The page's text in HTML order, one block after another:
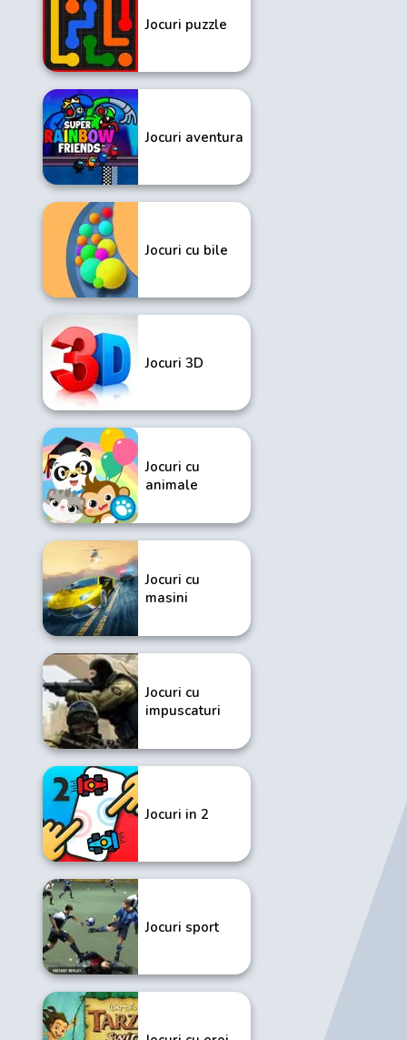
Jocuri puzzle
Jocuri aventura
Jocuri cu bile
Jocuri 3D
Jocuri cu
animale
Jocuri cu
masini
Jocuri cu
impuscaturi
Jocuri in 2
Jocuri sport